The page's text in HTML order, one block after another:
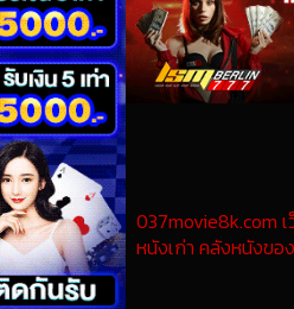
037movie8k.com
หนังเก่า คลังหนังขอ